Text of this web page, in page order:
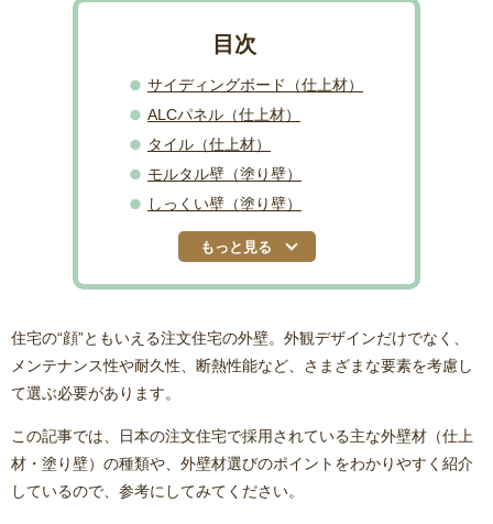
サイディングボード（仕上材）
ALCパネル（仕上材）
タイル（仕上材）
モルタル壁（塗り壁）
しっくい壁（塗り壁）
もっと見る
住宅の“顔”ともいえる注文住宅の外壁。外観デザインだけでなく、
メンテナンス性や耐久性、断熱性能など、さまざまな要素を考慮し
て選ぶ必要があります。
この記事では、日本の注文住宅で採用されている主な外壁材（仕上
材・塗り壁）の種類や、外壁材選びのポイントをわかりやすく紹介
しているので、参考にしてみてください。